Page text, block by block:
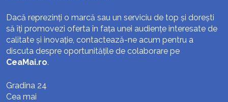
Dacă reprezinți o marcă sau un serviciu de top și dorești
să îți promovezi oferta în fața unei audiențe interesate de
calitate și inovație, contactează-ne acum pentru a
discuta despre oportunitățile de colaborare pe
CeaMai.ro.
Gradina 24
Cea mai